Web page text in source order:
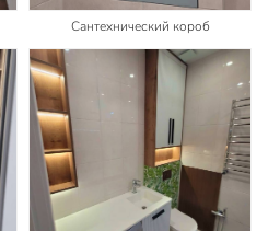
Сантехнический короб